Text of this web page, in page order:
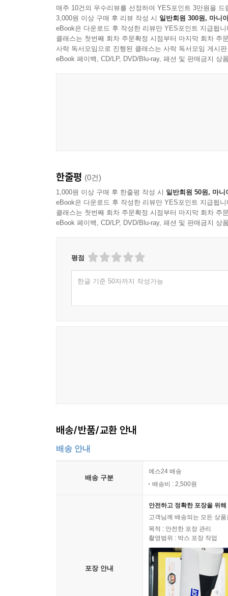
매주 10건의 우수리뷰를 선정하여 YES포인트 3만원을 드
3,000원 이상 구매 후 리뷰 작성 시 일반회원 300원, 마니
eBook은 다운로드 후 작성한 리뷰만 YES포인트 지급됩니
클래스는 첫번째 회차 주문확정 시점부터 마지막 회차 주
사락 독서모임으로 진행된 클래스는 사락 독서모임 게시
eBook 페이백, CD/LP, DVD/Blu-ray, 패션 및 판매금지 상
한줄평 (0건)
1,000원 이상 구매 후 한줄평 작성 시 일반회원 50원, 마니
eBook은 다운로드 후 작성한 리뷰만 YES포인트 지급됩니
클래스는 첫번째 회차 주문확정 시점부터 마지막 회차 주
eBook 페이백, CD/LP, DVD/Blu-ray, 패션 및 판매금지 상
평점
한글 기준 50자까지 작성가능
배송/반품/교환 안내
배송 안내
배송 구분
예스24 배송
배송비 : 2,500원
포장 안내
안전하고 정확한 포장을 위
고객님께 배송되는 모든 상
목적 : 안전한 포장 관리
촬영범위 : 박스 포장 작업